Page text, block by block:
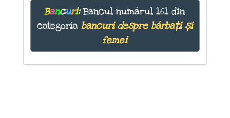
Bancuri:Bancul numărul 161 din
categoria bancuri despre bărbați și
femei